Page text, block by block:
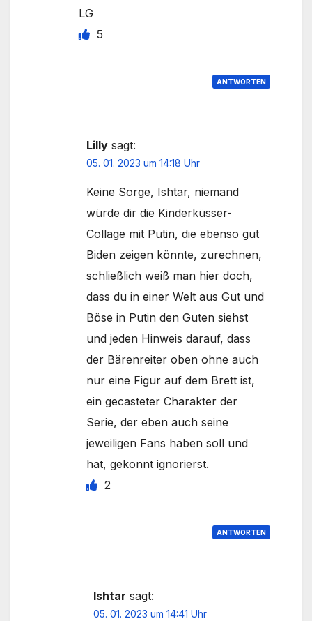
LG
5
ANTWORTEN
Lilly sagt:
05. 01. 2023 um 14:18 Uhr
Keine Sorge, Ishtar, niemand
würde dir die Kinderküsser-
Collage mit Putin, die ebenso gut
Biden zeigen könnte, zurechnen,
schließlich weiß man hier doch,
dass du in einer Welt aus Gut und
Böse in Putin den Guten siehst
und jeden Hinweis darauf, dass
der Bärenreiter oben ohne auch
nur eine Figur auf dem Brett ist,
ein gecasteter Charakter der
Serie, der eben auch seine
jeweiligen Fans haben soll und
hat, gekonnt ignorierst.
2
ANTWORTEN
Ishtar sagt:
05. 01. 2023 um 14:41 Uhr